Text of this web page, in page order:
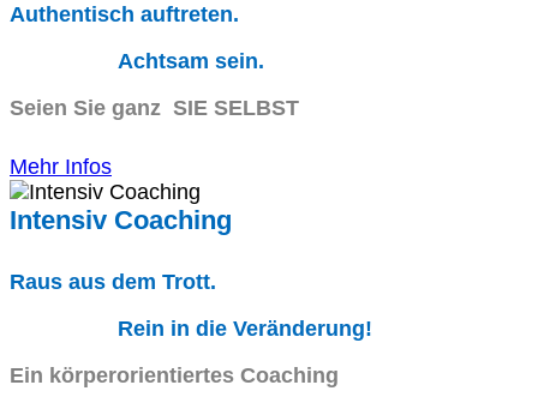
Authentisch auftreten.
Achtsam sein.
Seien Sie ganz SIE SELBST
Mehr Infos
Intensiv Coaching
Raus aus dem Trott.
Rein in die Veränderung!
Ein körperorientiertes Coaching